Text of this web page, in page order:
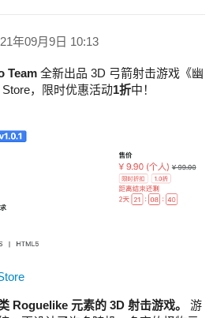
年09月9日 10:13
Team 全新出品 3D 弓箭射击游戏《幽
，限时优惠活动1折中！
Roguelike 元素的 3D 射击游戏。
游